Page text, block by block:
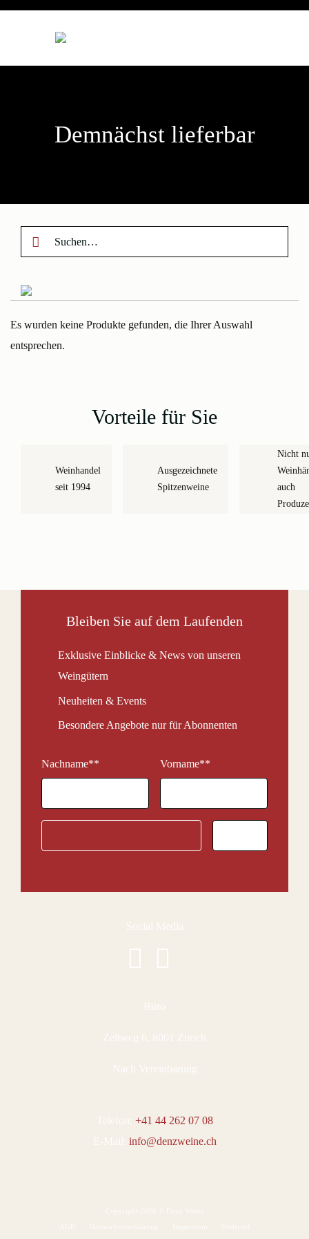
Zum
Demnächst lieferbar
Es wurden keine Produkte gefunden, die Ihrer Auswahl
entsprechen.
Vorteile für Sie
Weinhandel
seit 1994
Ausgezeichnete
Spitzenweine
Nicht
auch
Social Media
Büro
Zeltweg 6, 8001 Zürich
Nach Vereinbarung
Telefon: +41 44 262 07 08
E-Mail: info@denzweine.ch
Bleiben Sie auf dem Laufenden
Exklusive Einblicke & News von unseren
Weingütern
Neuheiten & Events
Besondere Angebote nur für Abonnenten
Nachname** Vorname**